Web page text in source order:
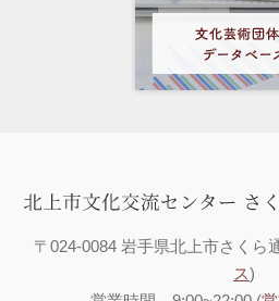
〒024-0084 岩手県北上市さくら
ス)